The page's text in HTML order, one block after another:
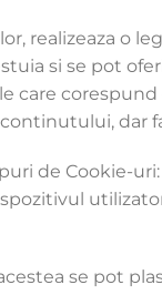
realizeaza o
si se pot
care
dar
de Cookie-
se pot